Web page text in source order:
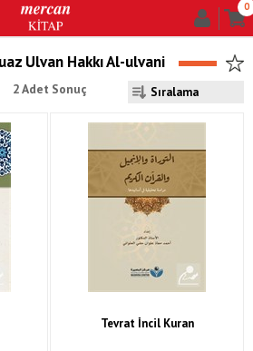
0
Ulvan Hakkı Al-ulvani
2 Adet Sonuç
Tevrat İncil Kuran